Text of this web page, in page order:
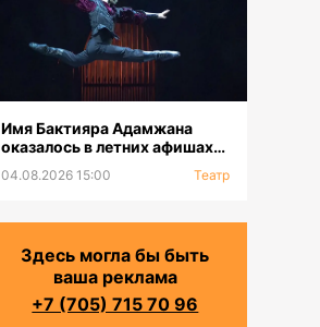
Имя Бактияра Адамжана
оказалось в летних афишах
04.08.2026 15:00 Театр
Здесь могла бы быть
ваша реклама
+7 (705) 715 70 96